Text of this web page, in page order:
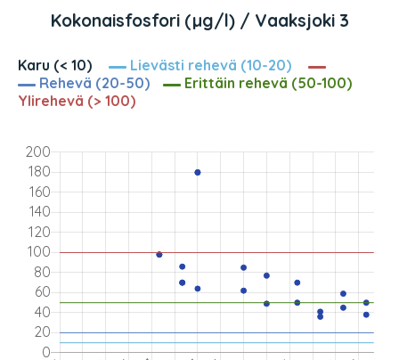
Kokonaisfosfori (µg/l) / Vaaksjoki 3
Karu (< 10)
Lievästi rehevä (10-20)
Rehevä (20-50)
Erittäin rehevä (50-100)
Ylirehevä (> 100)